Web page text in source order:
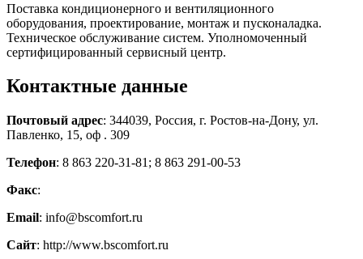
Поставка кондиционерного и вентиляционного
оборудования, проектирование, монтаж и пусконаладка.
Техническое обслуживание систем. Уполномоченный
сертифицированный сервисный центр.
Контактные данные
Почтовый адрес: 344039, Россия, г. Ростов-на-Дону, ул.
Павленко, 15, оф . 309
Телефон: 8 863 220-31-81; 8 863 291-00-53
Факс:
Email: info@bscomfort.ru
Сайт: http://www.bscomfort.ru